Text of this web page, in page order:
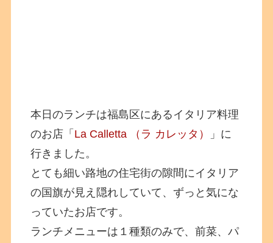
本日のランチは福島区にあるイタリア料理
のお店「 La Calletta （ラ カレッタ）
」に
行きました。
とても細い路地の住宅街の隙間にイタリア
の国旗が見え隠れしていて、ずっと気にな
っていたお店です。
ランチメニューは１種類のみで、前菜、パ